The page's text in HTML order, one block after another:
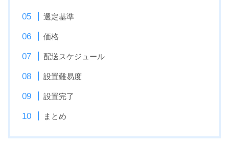
選定基準
価格
配送スケジュール
設置難易度
設置完了
まとめ